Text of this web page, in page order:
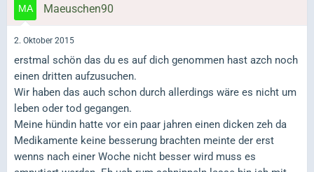
Maeuschen90
2. Oktober 2015
erstmal schön das du es auf dich genommen hast azch noch
einen dritten aufzusuchen.
Wir haben das auch schon durch allerdings wäre es nicht um
leben oder tod gegangen.
Meine hündin hatte vor ein paar jahren einen dicken zeh da
Medikamente keine besserung brachten meinte der erst
wenns nach einer Woche nicht besser wird muss es